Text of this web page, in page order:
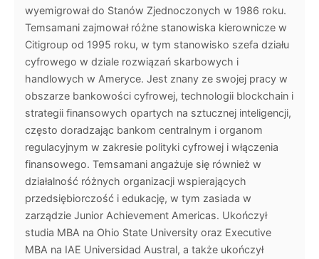
wyemigrował do Stanów Zjednoczonych w 1986 roku.
Temsamani zajmował różne stanowiska kierownicze w
Citigroup od 1995 roku, w tym stanowisko szefa działu
cyfrowego w dziale rozwiązań skarbowych i
handlowych w Ameryce. Jest znany ze swojej pracy w
obszarze bankowości cyfrowej, technologii blockchain i
strategii finansowych opartych na sztucznej inteligencji,
często doradzając bankom centralnym i organom
regulacyjnym w zakresie polityki cyfrowej i włączenia
finansowego. Temsamani angażuje się również w
działalność różnych organizacji wspierających
przedsiębiorczość i edukację, w tym zasiada w
zarządzie Junior Achievement Americas. Ukończył
studia MBA na Ohio State University oraz Executive
MBA na IAE Universidad Austral, a także ukończył